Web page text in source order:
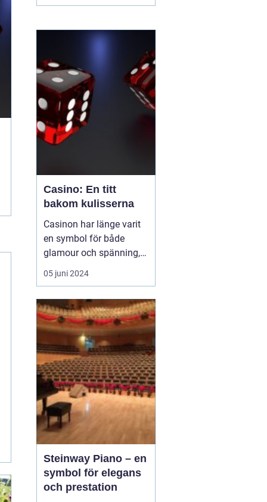
att delta i Knistad
Herrgårds erkänt
professionella
intensivkurs för
jägarexamen. Kursen,
som ofta går under na...
Casino: En titt
bakom kulisserna
Casinon har länge varit
en symbol för både
glamour och spänning,
en plats där tur och
strategi går hand i hand,
en chans att förvandla
en slumpmässig
satsning till en enorm
vinst. ...
05 juni 2024
Steinway Piano – en
symbol för elegans
och prestation